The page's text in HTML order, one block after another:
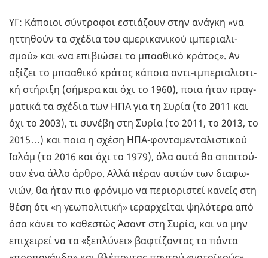
ΥΓ: Κά­ποιοι σύ­ντρο­φοι εστιά­ζουν στην ανά­γκη «να
ητ­τη­θούν τα σχέ­δια του αμε­ρι­κα­νι­κού ιμπε­ρια­λι­
σμού» και «να επι­βιώ­σει το μπα­α­θι­κό κρά­τος». Aν
αξί­ζει το μπα­α­θι­κό κρά­τος κά­ποια αντι-ιμπε­ρια­λι­στι­
κή στή­ρι­ξη (σή­με­ρα και όχι το 1960), ποια ήταν πραγ­
μα­τι­κά τα σχέ­δια των ΗΠΑ για τη Συρία (το 2011 και
όχι το 2003), τι συ­νέ­βη στη Συρία (το 2011, το 2013, το
2015…) και ποια η σχέση ΗΠΑ-φο­ντα­με­ντα­λι­στι­κού
Ισλάμ (το 2016 και όχι το 1979), όλα αυτά θα απαι­τού­
σαν ένα άλλο άρθρο. Αλλά πέραν αυτών των δια­φω­
νιών, θα ήταν πιο φρό­νι­μο να πε­ριο­ρι­στεί κα­νείς στη
θέση ότι «η γε­ω­πο­λι­τι­κή» ιε­ραρ­χεί­ται ψη­λό­τε­ρα από
όσα κάνει το κα­θε­στώς Άσαντ στη Συρία, και να μην
επι­χει­ρεί να τα «ξε­πλύ­νει» βα­φτί­ζο­ντας τα πάντα